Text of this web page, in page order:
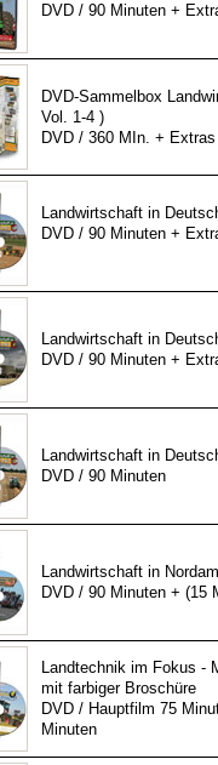
DVD / 90 Minuten +
DVD-Sammelbox
Vol. 1-4 )
DVD / 360 MIn. + Extras
Landwirtschaft in
DVD / 90 Minuten +
Landwirtschaft in
DVD / 90 Minuten +
Landwirtschaft in
DVD / 90 Minuten
Landwirtschaft in
DVD / 90 Minuten + (15
Landtechnik im Fokus -
mit farbiger Broschüre
DVD / Hauptfilm 75
Minuten